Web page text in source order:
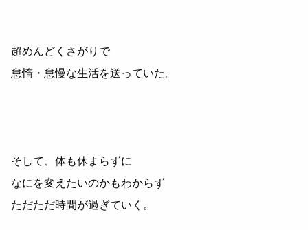
超めんどくさがりで
怠惰・怠慢な生活を送っていた。
そして、体も休まらずに
なにを変えたいのかもわからず
ただただ時間が過ぎていく。